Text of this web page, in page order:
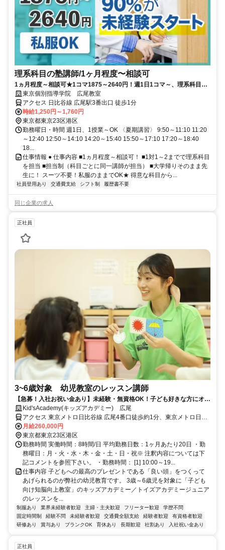
理系科目の塾講師/1ヶ月程度〜相談可
1ヵ月程度～相談可★1コマ1875～2640円！週1日1コマ～、理系科目を
担当！
東京個別指導学院 広尾教室
アクセス 日比谷線 広尾駅3番出口 徒歩1分
時給1,250円～1,760円
東京都東京23区港区
勤務曜日・時間 週1日、1授業～OK 〈夏期講習〉 9:50～11:10 11:20
～12:40 12:50～14:10 14:20～15:40 15:50～17:10 17:20～18:40
18...
仕事情報 ● 仕事内容 ■1ヵ月程度～相談可！ ■1対1～2までで理系科目
を担当 ■担当制（科目ごとに同一講師が担当） ■大学帰りそのまま先
生に！ スーツ不要！私服のままでOK★ 得意な科目から...
社員登用あり 交通費支給 シフト制 履歴書不要
同じ企業の求人
正社員
3~6歳対象 幼児教室のレッスン講師
【急募！入社お祝い金あり】未経験・無資格OK！子ども好きな方にオス
スメの幼児教育スタッフ！
Kid'sAcademy(キッズアカデミー) 広尾
アクセス 東京メトロ日比谷線 広尾4番口徒歩約1分、東京メトロ日比
谷線 六本木1c口徒歩約20分、東京メトロ千代田線 乃木坂5番口徒歩
約20分
月給260,000円
東京都東京23区港区
勤務時間 実働時間：8時間/日 平均勤務日数：1ヶ月あたり20日 ・勤
務曜日：月・火・水・木・金・土・日・祝※ 注釈内容については下
記コメントを参照下さい。 ・勤務時間： [1] 10:00～19...
仕事内容 子どもへの最高のプレゼントである「良い頭」をつくって
あげられるのが弊社の幼児教育です。 3歳～6歳児を対象に「子ども
向け知脳向上教室」のキッズアカデミー／トイズアカデミージュニア
のレッスンを...
制服あり 業界未経験者歓迎 主婦・主夫歓迎 フリーター歓迎
学歴不問
固定時間制
経験不問 未経験者歓迎 交通費全額支給 経験者歓迎
有資格者歓迎
研修あり
賞与あり ブランクOK 育休あり 長期歓迎 社割あり 入社祝い金あり
正社員